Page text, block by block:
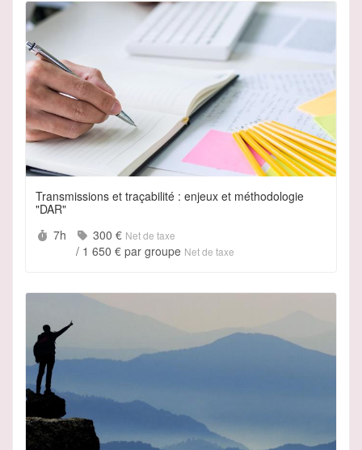
Transmissions et traçabilité : enjeux et méthodologie
"DAR"
Durée :
7h Prix :
300 € Net de taxe
/ 1 650 € par groupe Net de taxe